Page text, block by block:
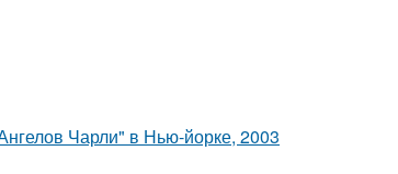
Чарли" в Нью-йорке, 2003